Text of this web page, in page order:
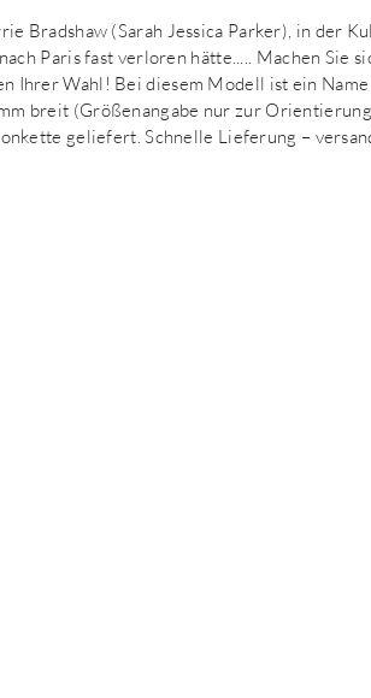
Bradshaw (Sarah Jessica Parker), in der
Paris fast verloren hätte..... Machen Sie
Ihrer Wahl! Bei diesem Modell ist ein
breit (Größenangabe nur zur
geliefert. Schnelle Lieferung –